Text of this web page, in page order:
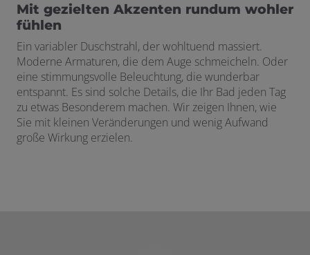
Mit gezielten Akzenten rundum wohler
fühlen
Ein variabler Duschstrahl, der wohltuend massiert.
Moderne Armaturen, die dem Auge schmeicheln. Oder
eine stimmungsvolle Beleuchtung, die wunderbar
entspannt. Es sind solche Details, die Ihr Bad jeden Tag
zu etwas Besonderem machen. Wir zeigen Ihnen, wie
Sie mit kleinen Veränderungen und wenig Aufwand
große Wirkung erzielen.